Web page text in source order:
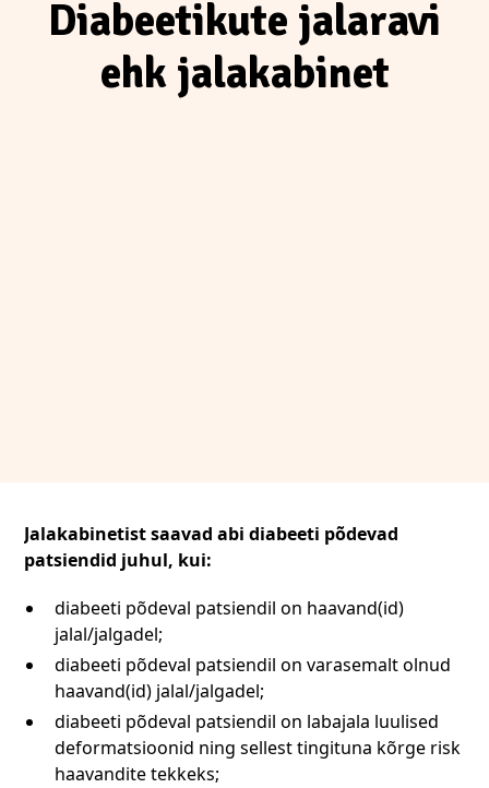
Diabeetikute jalaravi
ehk jalakabinet
Jalakabinetist saavad abi diabeeti põdevad
patsiendid juhul, kui:
diabeeti põdeval patsiendil on haavand(id)
jalal/jalgadel;
diabeeti põdeval patsiendil on varasemalt olnud
haavand(id) jalal/jalgadel;
diabeeti põdeval patsiendil on labajala luulised
deformatsioonid ning sellest tingituna kõrge risk
haavandite tekkeks;